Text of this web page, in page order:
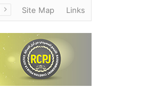
Site Map Links